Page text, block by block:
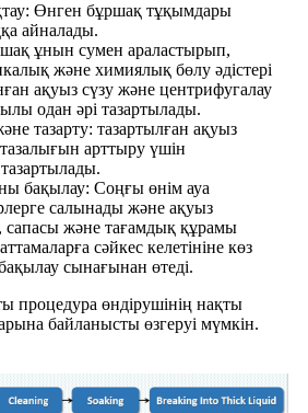
Өнген бұршақ тұқымдары
айналады.
ұнын сумен араластырып,
және химиялық бөлу әдістері
ақуыз сүзу және центрифугалау
одан әрі тазартылады.
тазарту: тазартылған ақуыз
арттыру үшін
бақылау: Соңғы өнім ауа
салынады және ақуыз
және тағамдық құрамы
сәйкес келетініне көз
сынағынан өтеді.
процедура өндірушінің нақты
байланысты өзгеруі мүмкін.